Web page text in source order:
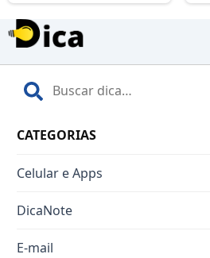
CATEGORIAS
Celular e Apps
DicaNote
E-mail